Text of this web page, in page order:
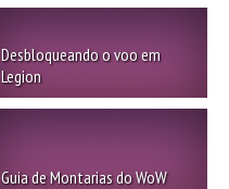
Desbloqueando o voo em
Legion
Guia de Montarias do WoW